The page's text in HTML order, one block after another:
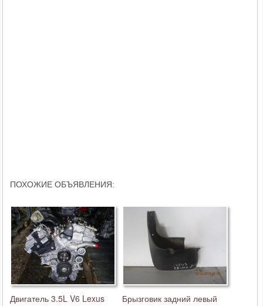
ПОХОЖИЕ ОБЪЯВЛЕНИЯ:
Двигатель 3.5L V6 Lexus
Брызговик задний левый